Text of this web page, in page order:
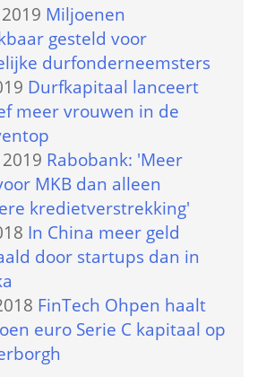
Miljoenen
gesteld voor
durfonderneemsters
Durfkapitaal lanceert
meer vrouwen in de
Rabobank: 'Meer
MKB dan alleen
kredietverstrekking'
In China meer geld
door startups dan in
FinTech Ohpen haalt
euro Serie C kapitaal op